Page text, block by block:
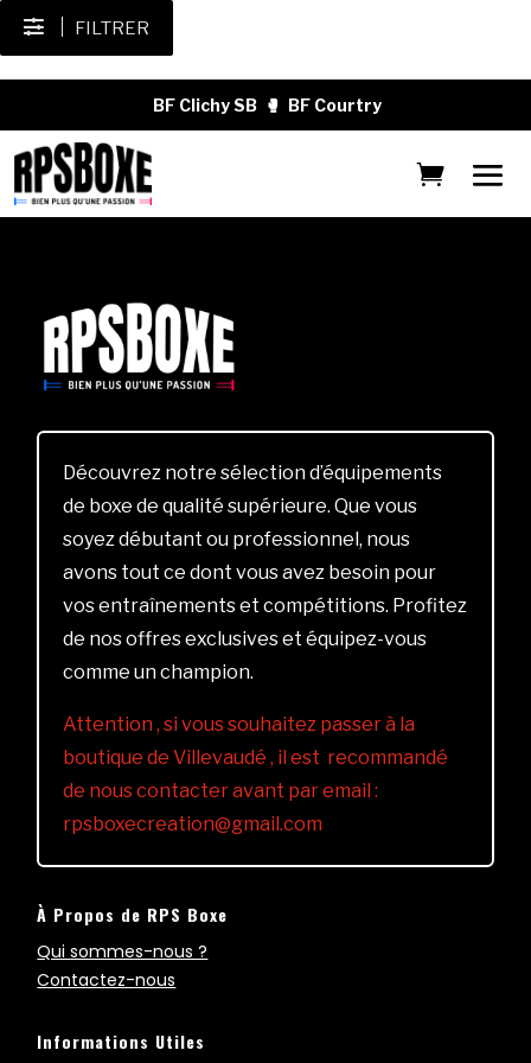
FILTRER
BF Clichy SB 🥊 BF Courtry
Découvrez notre sélection d’équipements
de boxe de qualité supérieure. Que vous
soyez débutant ou professionnel, nous
avons tout ce dont vous avez besoin pour
vos entraînements et compétitions. Profitez
de nos offres exclusives et équipez-vous
comme un champion.
Attention , si vous souhaitez passer à la
boutique de Villevaudé , il est recommandé
de nous contacter avant par email :
rpsboxecreation@gmail.com
À Propos de RPS Boxe
Qui sommes-nous ?
Contactez-nous
Informations Utiles